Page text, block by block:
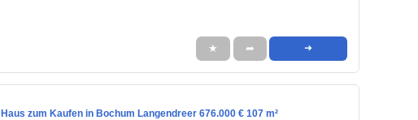
★ ➦ ➜
Haus zum Kaufen in Bochum Langendreer 676.000 € 107 m²